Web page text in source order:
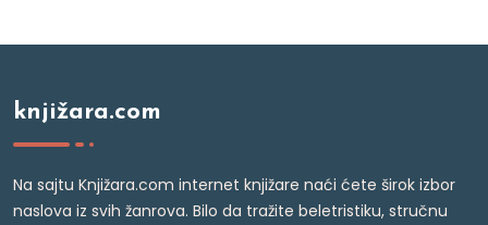
knjižara.com
Na sajtu Knjižara.com internet knjižare naći ćete širok izbor
naslova iz svih žanrova. Bilo da tražite beletristiku, stručnu